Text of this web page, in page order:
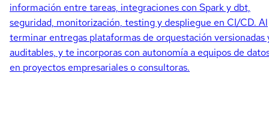
información entre tareas, integraciones con Spark y dbt,
seguridad, monitorización, testing y despliegue en CI/CD. Al
terminar entregas plataformas de orquestación versionadas
auditables, y te incorporas con autonomía a equipos de
en proyectos empresariales o consultoras.